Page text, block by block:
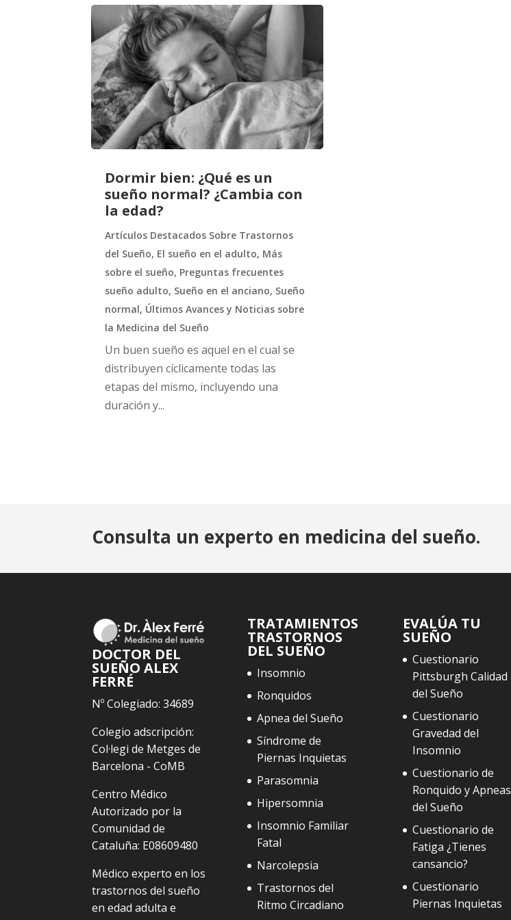
Dormir bien: ¿Qué es un
sueño normal? ¿Cambia con
la edad?
Artículos Destacados Sobre Trastornos
del Sueño, El sueño en el adulto, Más
sobre el sueño, Preguntas frecuentes
sueño adulto, Sueño en el anciano, Sueño
normal, Últimos Avances y Noticias sobre
la Medicina del Sueño
Un buen sueño es aquel en el cual se
distribuyen cíclicamente todas las
etapas del mismo, incluyendo una
duración y...
Consulta un experto en medicina del sueño.
DOCTOR DEL
SUEÑO ALEX
FERRÉ
Nº Colegiado: 34689
Colegio adscripción:
Col·legi de Metges de
Barcelona - CoMB
Centro Médico
Autorizado por la
Comunidad de
Cataluña: E08609480
Médico experto en los
trastornos del sueño
en edad adulta e
TRATAMIENTOS
TRASTORNOS
DEL SUEÑO
Insomnio
Ronquidos
Apnea del Sueño
Síndrome de
Piernas Inquietas
Parasomnia
Hipersomnia
Insomnio Familiar
Fatal
Narcolepsia
Trastornos del
Ritmo Circadiano
EVALÚA TU
SUEÑO
Cuestionario
Pittsburgh Calidad
del Sueño
Cuestionario
Gravedad del
Insomnio
Cuestionario de
Ronquido y Apneas
del Sueño
Cuestionario de
Fatiga ¿Tienes
cansancio?
Cuestionario
Piernas Inquietas